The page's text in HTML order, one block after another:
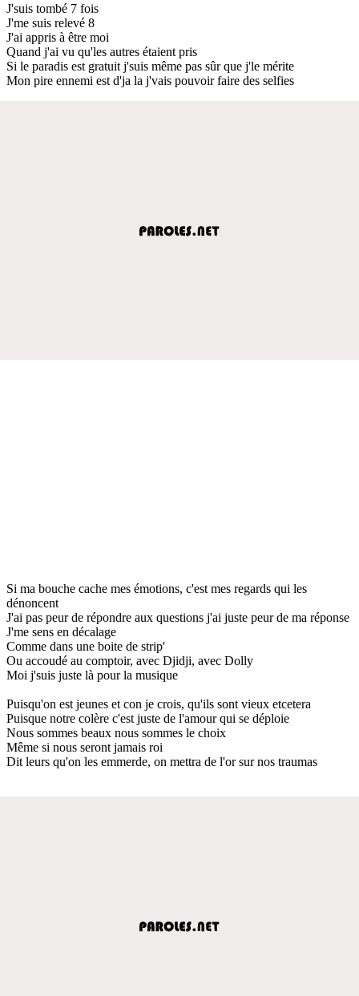
J'suis tombé 7 fois
J'me suis relevé 8
J'ai appris à être moi
Quand j'ai vu qu'les autres étaient pris
Si le paradis est gratuit j'suis même pas sûr que j'le mérite
Mon pire ennemi est d'ja la j'vais pouvoir faire des selfies
Si ma bouche cache mes émotions, c'est mes regards qui les
dénoncent
J'ai pas peur de répondre aux questions j'ai juste peur de ma réponse
J'me sens en décalage
Comme dans une boite de strip'
Ou accoudé au comptoir, avec Djidji, avec Dolly
Moi j'suis juste là pour la musique
Puisqu'on est jeunes et con je crois, qu'ils sont vieux etcetera
Puisque notre colère c'est juste de l'amour qui se déploie
Nous sommes beaux nous sommes le choix
Même si nous seront jamais roi
Dit leurs qu'on les emmerde, on mettra de l'or sur nos traumas